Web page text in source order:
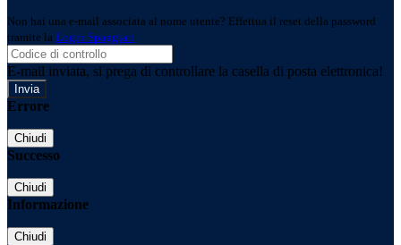
Non hai una e-mail associata al nome utente? Effettua il reset della password
tramite la Login Spaggiari
E-mail inviata, si prega di controllare la casella di posta elettronica!
Errore
Chiudi
Successo
Chiudi
Informazione
Chiudi